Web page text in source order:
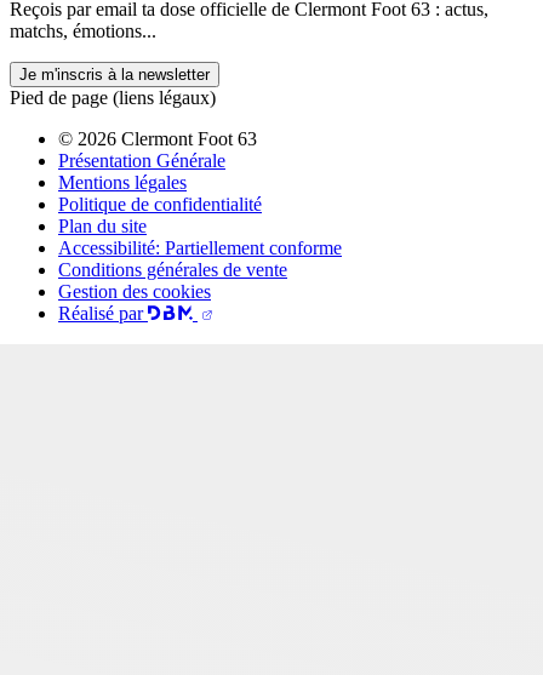
Reçois par email ta dose officielle de Clermont Foot 63 : actus,
matchs, émotions...
Je m'inscris à la newsletter
Pied de page (liens légaux)
© 2026 Clermont Foot 63
Présentation Générale
Mentions légales
Politique de confidentialité
Plan du site
Accessibilité: Partiellement conforme
Conditions générales de vente
Gestion des cookies
Réalisé par